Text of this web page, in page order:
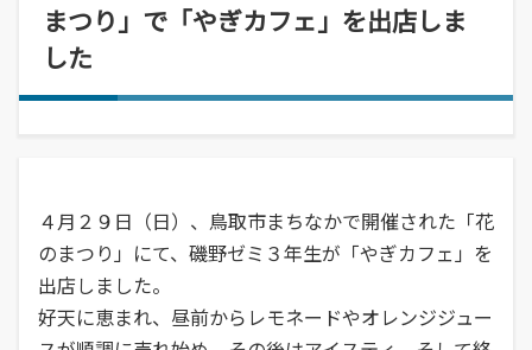
施設・学外拠点
国際交流センター
SNS(ソーシャル・メディア)公式アカウント一覧
寄附金申込みのご案内
各種お問合せ先
経営学部
経営学科
教育センター
幅広い知識と基礎学力を身につける
入学を決めた理由(先輩の声)
進学相談会
場、日程についてご案内
学校学生生徒旅客運賃割引証(学割証)
保険について
学生生活サポート(相談、健康管理)
国の教育ローン、提携教育ローン
就職･進学実績
受験生
まつり」で「やぎカフェ」を出店しま
した
４月２９日（日）、鳥取市まちなかで開催された「花
のまつり」にて、磯野ゼミ３年生が「やぎカフェ」を
出店しました。
好天に恵まれ、昼前からレモネードやオレンジジュー